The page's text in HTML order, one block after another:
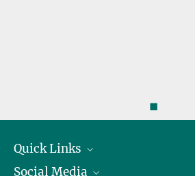
◼
Quick Links
Präsident
Social Media